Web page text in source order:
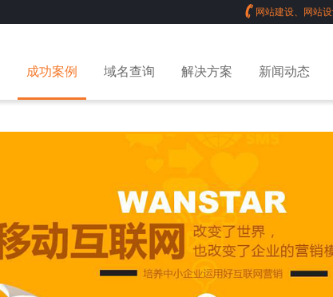
网站建设、网站
成功案例 域名查询 解决方案 新闻动态